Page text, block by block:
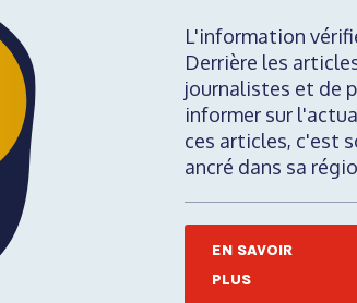
L'information
Derrière les
journalistes et de
informer sur
ces articles, c'est
ancré dans sa
EN SAVOIR
PLUS